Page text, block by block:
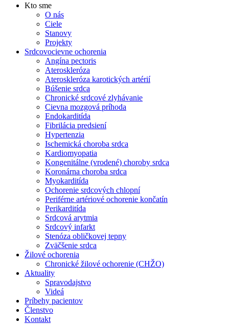
Kto sme
O nás
Ciele
Stanovy
Projekty
Srdcovocievne ochorenia
Angína pectoris
Ateroskleróza
Ateroskleróza karotických artérií
Búšenie srdca
Chronické srdcové zlyhávanie
Cievna mozgová príhoda
Endokarditída
Fibrilácia predsiení
Hypertenzia
Ischemická choroba srdca
Kardiomyopatia
Kongenitálne (vrodené) choroby srdca
Koronárna choroba srdca
Myokarditída
Ochorenie srdcových chlopní
Periférne artériové ochorenie končatín
Perikarditída
Srdcová arytmia
Srdcový infarkt
Stenóza obličkovej tepny
Zväčšenie srdca
Žilové ochorenia
Chronické žilové ochorenie (CHŽO)
Aktuality
Spravodajstvo
Videá
Príbehy pacientov
Členstvo
Kontakt